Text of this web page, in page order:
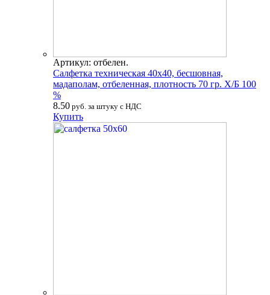
Артикул: отбелен.
Салфетка техническая 40х40, бесшовная,
мадаполам, отбеленная, плотность 70 гр. Х/Б 100
%
8.50 руб. за штуку с НДС
Купить